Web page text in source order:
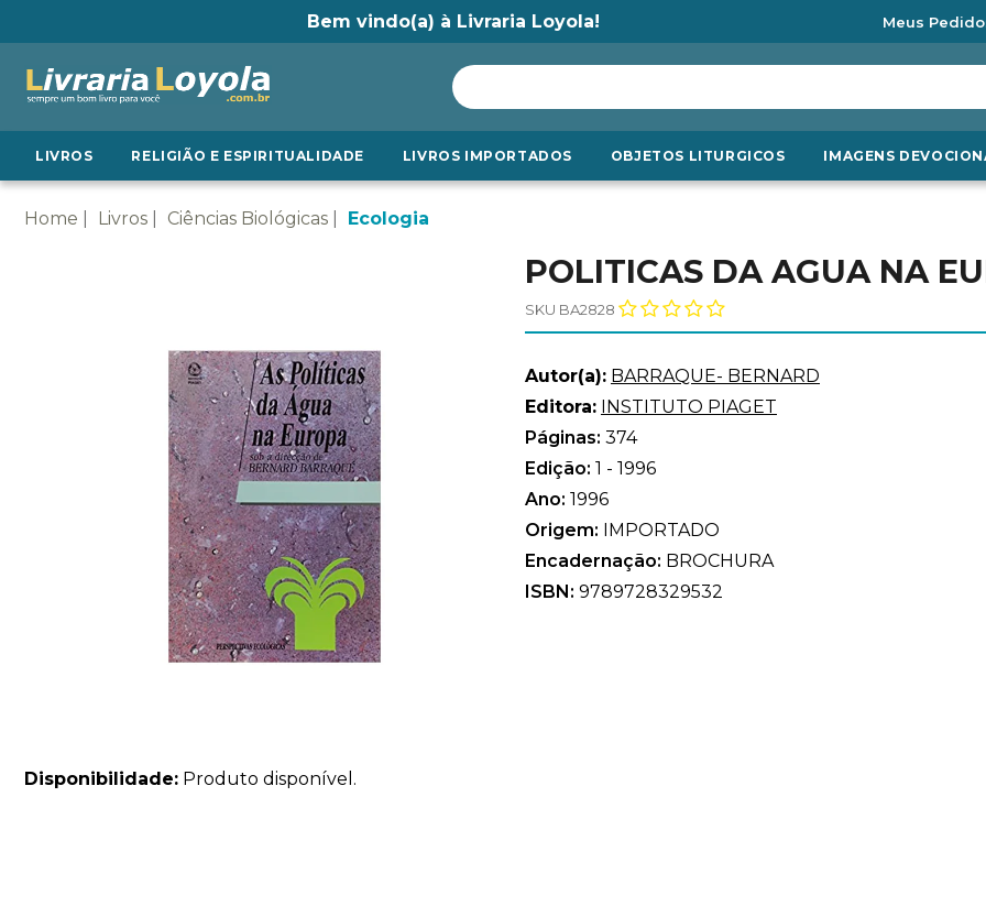
Bem vindo(a) à Livraria Loyola! Meus
LIVROS RELIGIÃO E ESPIRITUALIDADE LIVROS IMPORTADOS OBJETOS LITURGICOS IMAGENS
Home Livros Ciências Biológicas Ecologia
Disponibilidade: Produto disponível.
POLITICAS DA AGUA NA
SKU BA2828
Autor(a): BARRAQUE- BERNARD
Editora: INSTITUTO PIAGET
Páginas: 374
Edição: 1 - 1996
Ano: 1996
Origem: IMPORTADO
Encadernação: BROCHURA
ISBN: 9789728329532